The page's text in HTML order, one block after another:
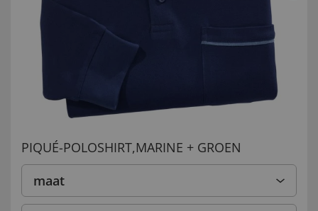
PIQUÉ-POLOSHIRT,MARINE + GROEN
maat